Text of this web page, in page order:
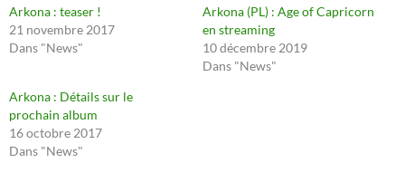
Arkona : teaser !
21 novembre 2017
Dans "News"
Arkona (PL) : Age of Capricorn
en streaming
10 décembre 2019
Dans "News"
Arkona : Détails sur le
prochain album
16 octobre 2017
Dans "News"